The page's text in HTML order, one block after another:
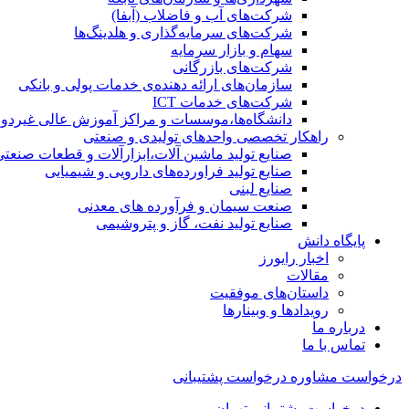
شرکت‌های آب و فاضلاب (آبفا)
شرکت‌های سرمایه‌گذاری و هلدینگ‌ها
سهام و بازار سرمایه
شرکت‌های بازرگانی
سازمان‌های ارائه دهنده‌ی خدمات پولی و بانکی
شرکت‌های خدمات ICT
دانشگاه‌ها،موسسات و مراکز آموزش عالی
راهکار تخصصی واحدهای تولیدی و صنعتی
صنایع توليد ماشين آلات،ابزارآلات و قطعات
صنایع تولید فراورده‌های دارویی و شیمیایی
صنایع لبنی
صنعت سیمان و فرآورده های معدنی
صنایع تولید نفت، گاز و پتروشيمی
پایگاه دانش
اخبار رایورز
مقالات
داستان‌های موفقیت
رویدادها و وبینارها
درباره ما
تماس با ما
درخواست مشاوره درخواست پشتیبانی